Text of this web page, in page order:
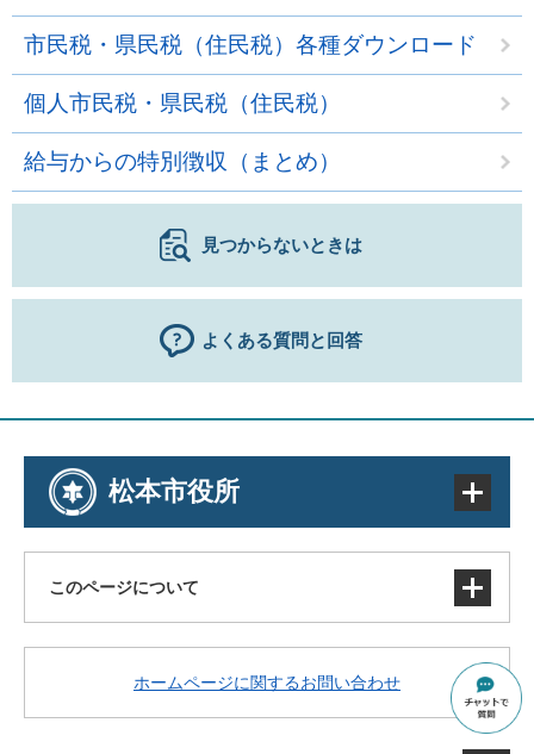
市民税・県民税（住民税）各種ダウンロード
個人市民税・県民税（住民税）
給与からの特別徴収（まとめ）
見つからないときは
よくある質問と回答
松本市役所
このページについて
著作権・免責事項・リンク
ホームページに関するお問い合わせ